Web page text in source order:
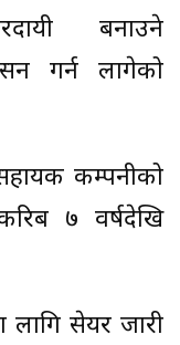
बनाउने
गर्न लागेको
कम्पनीको
७ वर्षदेखि
लागि सेयर जारी